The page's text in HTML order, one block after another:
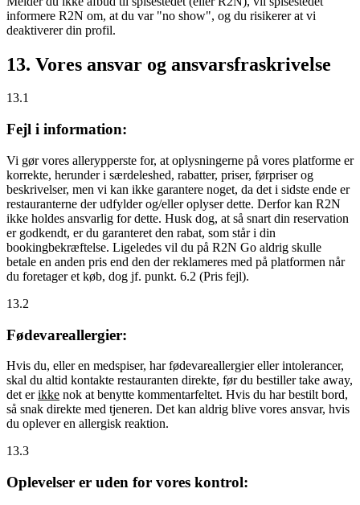
informere R2N om, at du var "no show", og du risikerer at vi
deaktiverer din profil.
13. Vores ansvar og ansvarsfraskrivelse
13.1
Fejl i information:
Vi gør vores allerypperste for, at oplysningerne på vores platforme er
korrekte, herunder i særdeleshed, rabatter, priser, førpriser og
beskrivelser, men vi kan ikke garantere noget, da det i sidste ende er
restauranterne der udfylder og/eller oplyser dette. Derfor kan R2N
ikke holdes ansvarlig for dette. Husk dog, at så snart din reservation
er godkendt, er du garanteret den rabat, som står i din
bookingbekræftelse. Ligeledes vil du på R2N Go aldrig skulle
betale en anden pris end den der reklameres med på platformen når
du foretager et køb, dog jf. punkt. 6.2 (Pris fejl).
13.2
Fødevareallergier:
Hvis du, eller en medspiser, har fødevareallergier eller intolerancer,
skal du altid kontakte restauranten direkte, før du bestiller take away,
det erikke nok at benytte kommentarfeltet. Hvis du har bestilt bord,
så snak direkte med tjeneren. Det kan aldrig blive vores ansvar, hvis
du oplever en allergisk reaktion.
13.3
Oplevelser er uden for vores kontrol: